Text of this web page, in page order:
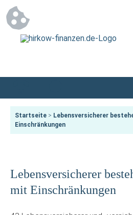
Startseite > Lebensversicherer
Einschränkungen
Lebensversicherer
mit Einschränkungen